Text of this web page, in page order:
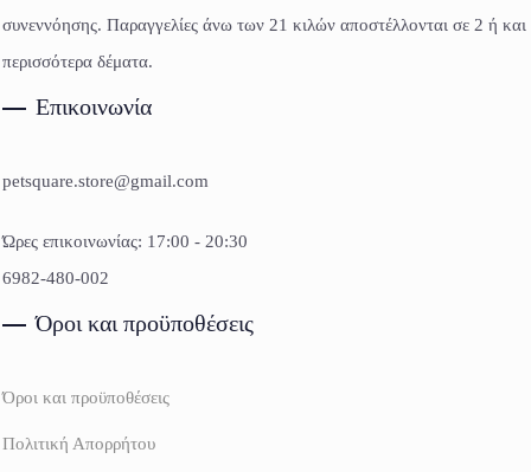
συνεννόησης. Παραγγελίες άνω των 21 κιλών αποστέλλονται σε 2 ή και
περισσότερα δέματα.
Επικοινωνία
petsquare.store@gmail.com
Ώρες επικοινωνίας: 17:00 - 20:30
6982-480-002
Όροι και προϋποθέσεις
Όροι και προϋποθέσεις
Πολιτική Απορρήτου